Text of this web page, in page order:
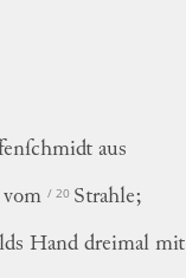
aus
vom / 20 Strahle;
Hand dreimal mit